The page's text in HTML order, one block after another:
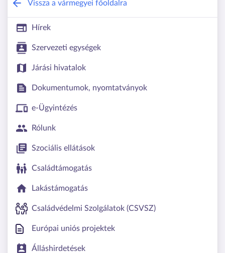
Győr-Moson-Sopron Vármegyei
Vissza a vármegyei főoldalra
Hírek
Szervezeti egységek
Járási hivatalok
Dokumentumok, nyomtatványok
e-Ügyintézés
Rólunk
Szociális ellátások
Családtámogatás
Lakástámogatás
Családvédelmi Szolgálatok (CSVSZ)
Európai uniós projektek
Álláshirdetések